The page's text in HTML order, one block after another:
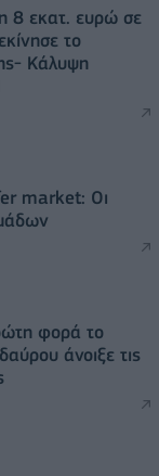
8 εκατ. ευρώ σε
το
Κάλυψη
market: Οι
φορά το
άνοιξε τις